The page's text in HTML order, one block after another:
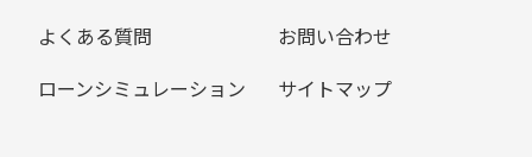
よくある質問
お問い合わせ
ローンシミュレーション
サイトマップ